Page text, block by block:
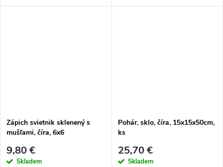
alebo krištáľového skla, ktoré
dizajn. Inšpirujte sa v našom e-
Zápich svietnik sklenený s
mušľami, číra, 6x6
9,80 €
Skladem
Pohár, sklo, číra, 15x15x50cm,
ks
25,70 €
Skladem